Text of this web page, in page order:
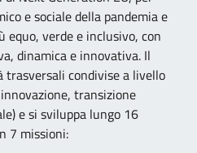
e sociale della pandemia e
equo, verde e inclusivo, con
dinamica e innovativa. Il
trasversali condivise a livello
transizione
e si sviluppa lungo 16
7 missioni: